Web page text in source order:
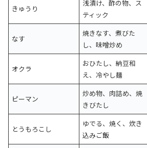
きゅうり
浅漬け、酢の物、ス
ティック
なす
焼きなす、煮びた
し、味噌炒め
オクラ
おひたし、納豆和
え、冷やし麺
ピーマン
炒め物、肉詰め、焼
きびたし
とうもろこし
ゆでる、焼く、炊き
込みご飯